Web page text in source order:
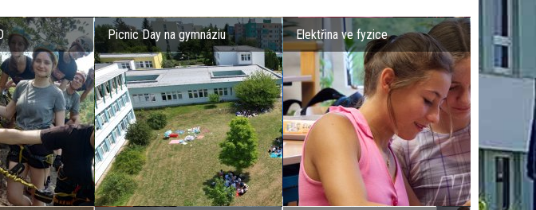
Picnic Day na gymnáziu Elektřina ve fyzice